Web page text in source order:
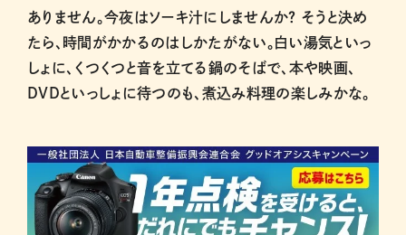
ありません。今夜はソーキ汁にしませんか？ そうと決め
たら、時間がかかるのはしかたがない。白い湯気といっ
しょに、くつくつと音を立てる鍋のそばで、本や映画、
DVDといっしょに待つのも、煮込み料理の楽しみかな。